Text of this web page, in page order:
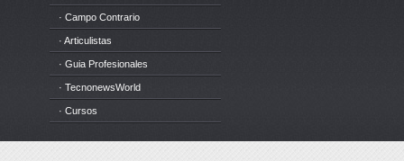
· Campo Contrario
· Articulistas
· Guia Profesionales
· TecnonewsWorld
· Cursos